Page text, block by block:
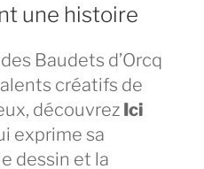
une histoire
Baudets d’Orcq
créatifs de
découvrez Ici
exprime sa
dessin et la